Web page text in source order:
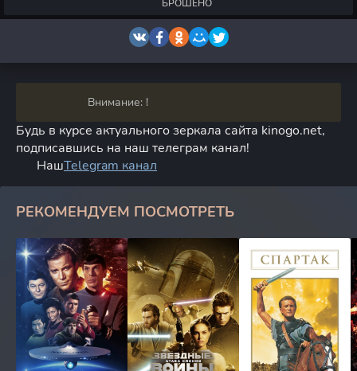
БРОШЕНО
Внимание: !
Будь в курсе актуального зеркала сайта kinogo.net,
подписавшись на наш телеграм канал!
НашTelegram канал
РЕКОМЕНДУЕМ ПОСМОТРЕТЬ